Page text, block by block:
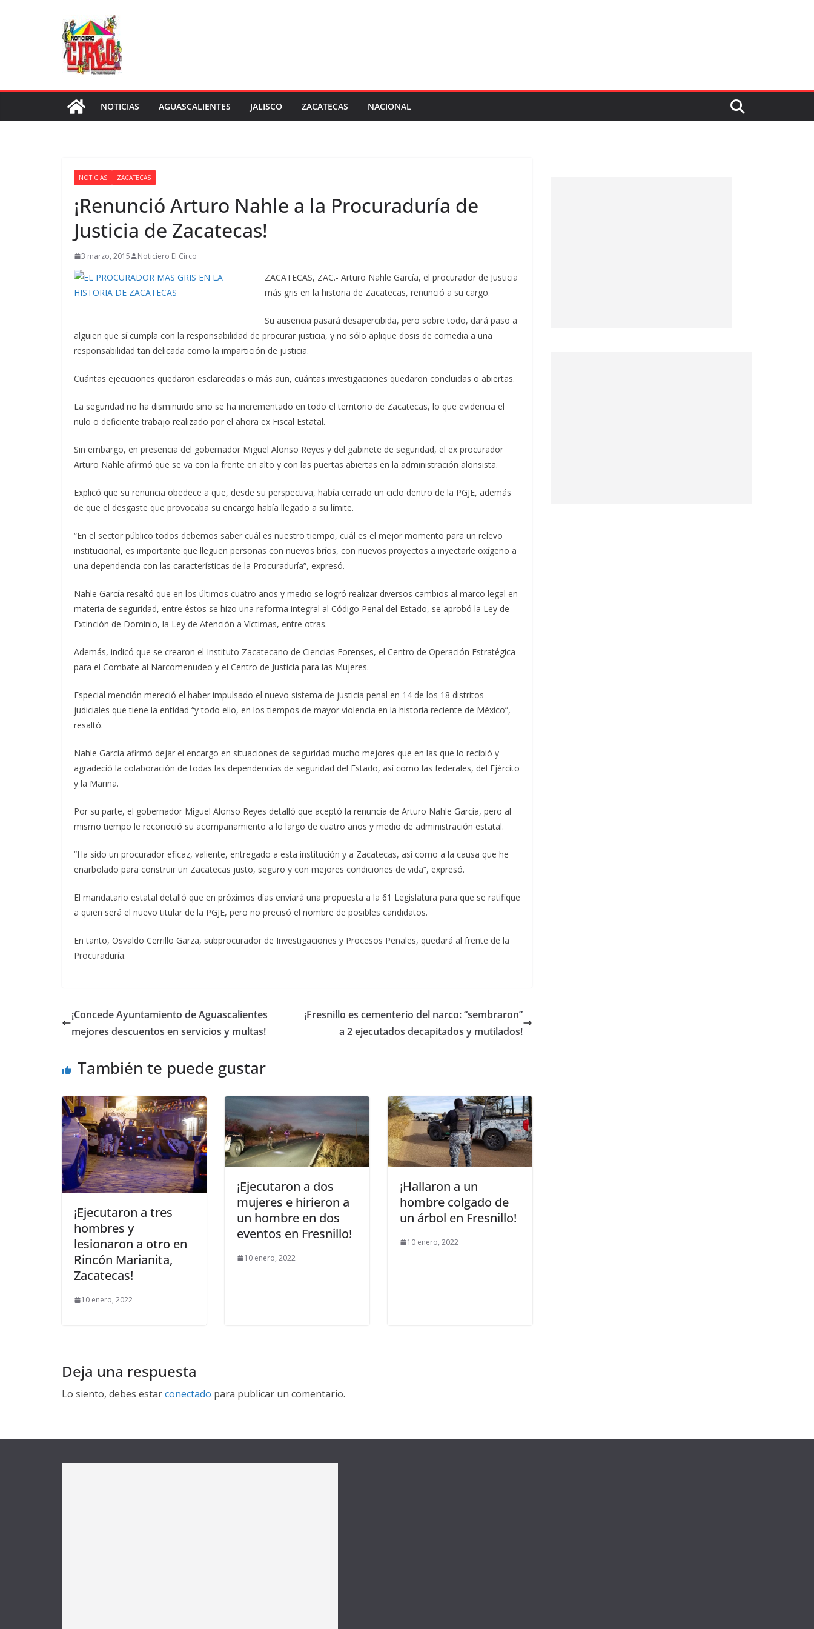
NOTICIAS AGUASCALIENTES JALISCO ZACATECAS NACIONAL
NOTICIAS ZACATECAS
¡Renunció Arturo Nahle a la Procuraduría de
Justicia de Zacatecas!
3 marzo, 2015 Noticiero El Circo
ZACATECAS, ZAC.- Arturo Nahle García, el procurador de Justicia
más gris en la historia de Zacatecas, renunció a su cargo.
Su ausencia pasará desapercibida, pero sobre todo, dará paso a
alguien que sí cumpla con la responsabilidad de procurar justicia, y no sólo aplique dosis de comedia a una
responsabilidad tan delicada como la impartición de justicia.
Cuántas ejecuciones quedaron esclarecidas o más aun, cuántas investigaciones quedaron concluidas o abiertas.
La seguridad no ha disminuido sino se ha incrementado en todo el territorio de Zacatecas, lo que evidencia el
nulo o deficiente trabajo realizado por el ahora ex Fiscal Estatal.
Sin embargo, en presencia del gobernador Miguel Alonso Reyes y del gabinete de seguridad, el ex procurador
Arturo Nahle afirmó que se va con la frente en alto y con las puertas abiertas en la administración alonsista.
Explicó que su renuncia obedece a que, desde su perspectiva, había cerrado un ciclo dentro de la PGJE, además
de que el desgaste que provocaba su encargo había llegado a su límite.
“En el sector público todos debemos saber cuál es nuestro tiempo, cuál es el mejor momento para un relevo
institucional, es importante que lleguen personas con nuevos bríos, con nuevos proyectos a inyectarle oxígeno a
una dependencia con las características de la Procuraduría”, expresó.
Nahle García resaltó que en los últimos cuatro años y medio se logró realizar diversos cambios al marco legal en
materia de seguridad, entre éstos se hizo una reforma integral al Código Penal del Estado, se aprobó la Ley de
Extinción de Dominio, la Ley de Atención a Víctimas, entre otras.
Además, indicó que se crearon el Instituto Zacatecano de Ciencias Forenses, el Centro de Operación Estratégica
para el Combate al Narcomenudeo y el Centro de Justicia para las Mujeres.
Especial mención mereció el haber impulsado el nuevo sistema de justicia penal en 14 de los 18 distritos
judiciales que tiene la entidad “y todo ello, en los tiempos de mayor violencia en la historia reciente de México”,
resaltó.
Nahle García afirmó dejar el encargo en situaciones de seguridad mucho mejores que en las que lo recibió y
agradeció la colaboración de todas las dependencias de seguridad del Estado, así como las federales, del Ejército
y la Marina.
Por su parte, el gobernador Miguel Alonso Reyes detalló que aceptó la renuncia de Arturo Nahle García, pero al
mismo tiempo le reconoció su acompañamiento a lo largo de cuatro años y medio de administración estatal.
“Ha sido un procurador eficaz, valiente, entregado a esta institución y a Zacatecas, así como a la causa que he
enarbolado para construir un Zacatecas justo, seguro y con mejores condiciones de vida”, expresó.
El mandatario estatal detalló que en próximos días enviará una propuesta a la 61 Legislatura para que se ratifique
a quien será el nuevo titular de la PGJE, pero no precisó el nombre de posibles candidatos.
En tanto, Osvaldo Cerrillo Garza, subprocurador de Investigaciones y Procesos Penales, quedará al frente de la
Procuraduría.
¡Concede Ayuntamiento de Aguascalientes
mejores descuentos en servicios y multas!
¡Fresnillo es cementerio del narco: “sembraron”
a 2 ejecutados decapitados y mutilados!
También te puede gustar
¡Ejecutaron a tres
hombres y
lesionaron a otro en
Rincón Marianita,
Zacatecas!
10 enero, 2022
¡Ejecutaron a dos
mujeres e hirieron a
un hombre en dos
eventos en Fresnillo!
10 enero, 2022
¡Hallaron a un
hombre colgado de
un árbol en Fresnillo!
10 enero, 2022
Deja una respuesta
Lo siento, debes estarconectado para publicar un comentario.